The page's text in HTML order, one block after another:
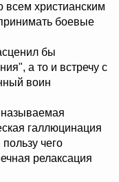
всем христианским
боевые
бы
а то и встречу с
воин
называемая
галлюцинация
чего
релаксация